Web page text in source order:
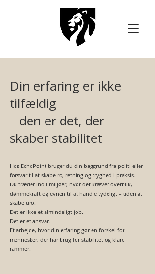
Din erfaring er ikke
tilfældig
– den er det, der
skaber stabilitet
Hos EchoPoint bruger du din baggrund fra politi eller
forsvar til at skabe ro, retning og tryghed i praksis.
Du træder ind i miljøer, hvor det kræver overblik,
dømmekraft og evnen til at handle tydeligt – uden at
skabe uro.
Det er ikke et almindeligt job.
Det er et ansvar.
Et arbejde, hvor din erfaring gør en forskel for
mennesker, der har brug for stabilitet og klare
rammer.